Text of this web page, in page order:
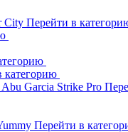
City Перейти в
категорию
Abu Garcia Strike Pro
Перейти в